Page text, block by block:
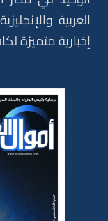
العربية
إخبارية متميزة